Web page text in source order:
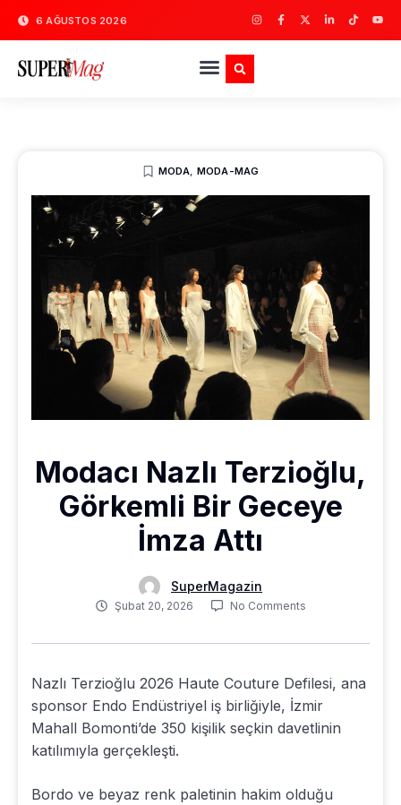
6 AĞUSTOS 2026
MODA, MODA-MAG
Modacı Nazlı Terzioğlu,
Görkemli Bir Geceye
İmza Attı
SuperMagazin
Şubat 20, 2026 No Comments
Nazlı Terzioğlu 2026 Haute Couture Defilesi, ana
sponsor Endo Endüstriyel iş birliğiyle, İzmir
Mahall Bomonti’de 350 kişilik seçkin davetlinin
katılımıyla gerçekleşti.
Bordo ve beyaz renk paletinin hakim olduğu